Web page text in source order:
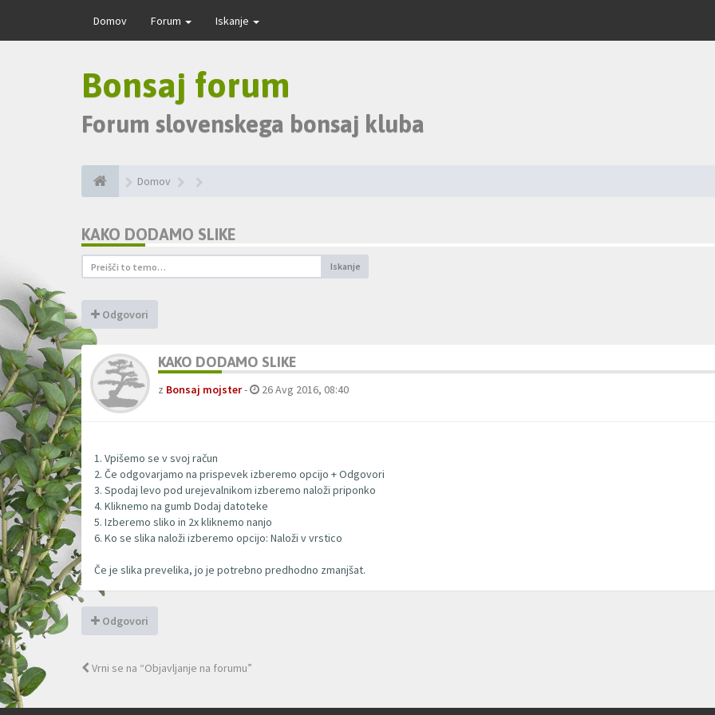
Domov Forum Iskanje
Bonsaj forum
Forum slovenskega bonsaj kluba
Domov
KAKO DODAMO SLIKE
Iskanje
Odgovori
KAKO DODAMO SLIKE
z Bonsaj mojster- 26 Avg 2016, 08:40
1. Vpišemo se v svoj račun
2. Če odgovarjamo na prispevek izberemo opcijo + Odgovori
3. Spodaj levo pod urejevalnikom izberemo naloži priponko
4. Kliknemo na gumb Dodaj datoteke
5. Izberemo sliko in 2x kliknemo nanjo
6. Ko se slika naloži izberemo opcijo: Naloži v vrstico
Če je slika prevelika, jo je potrebno predhodno zmanjšat.
Odgovori
Vrni se na “Objavljanje na forumu”